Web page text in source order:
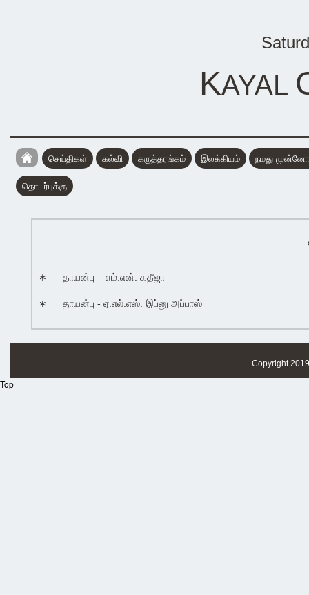
KAYAL
செய்திகள் கல்வி கருத்தரங்கம் இலக்கியம் நமது
தொடர்புக்கு
∗ தாயன்பு – எம்.என். கதீஜா
∗ தாயன்பு - ஏ.எல்.எஸ். இப்னு அப்பாஸ்
Copyright
Top